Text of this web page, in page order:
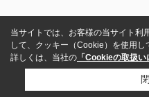
当サイトでは、お客様の当サイト利
して、クッキー（Cookie）を使用し
詳しくは、当社の 「Cookieの取扱い